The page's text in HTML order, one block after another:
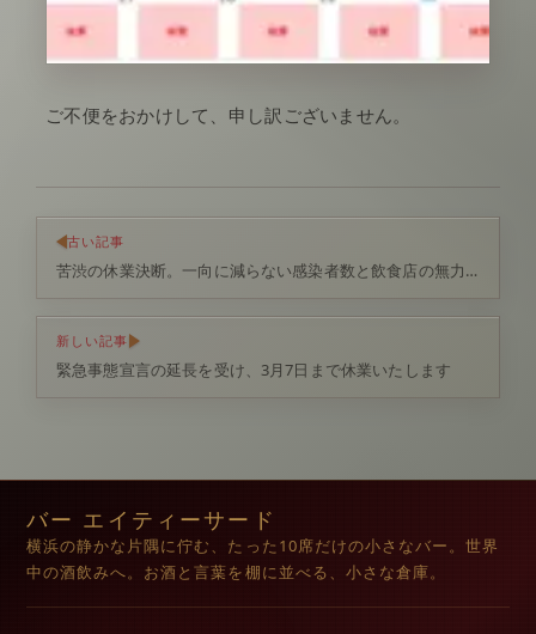
ご不便をおかけして、申し訳ございません。
古い記事
苦渋の休業決断。一向に減らない感染者数と飲食店の無力感
新しい記事
緊急事態宣言の延長を受け、3月7日まで休業いたします
バー エイティーサード
横浜の静かな片隅に佇む、たった10席だけの小さなバー。世界
中の酒飲みへ。お酒と言葉を棚に並べる、小さな倉庫。